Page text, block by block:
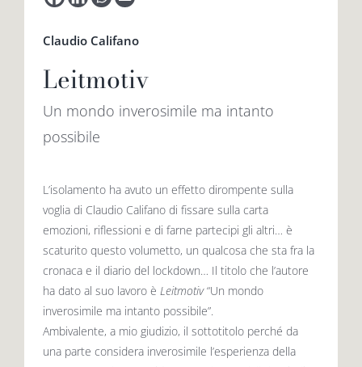
Claudio Califano
Leitmotiv
Un mondo inverosimile ma intanto
possibile
L’isolamento ha avuto un effetto dirompente sulla
voglia di Claudio Califano di fissare sulla carta
emozioni, riflessioni e di farne partecipi gli altri… è
scaturito questo volumetto, un qualcosa che sta fra la
cronaca e il diario del lockdown… Il titolo che l’autore
ha dato al suo lavoro è Leitmotiv“Un mondo
inverosimile ma intanto possibile”.
Ambivalente, a mio giudizio, il sottotitolo perché da
una parte considera inverosimile l’esperienza della